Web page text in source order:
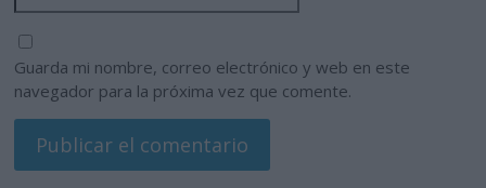
Guarda mi nombre, correo electrónico y web en este
navegador para la próxima vez que comente.